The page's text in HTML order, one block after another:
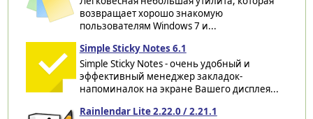
возвращает хорошо знакомую
пользователям Windows 7 и...
Simple Sticky Notes 6.1
Simple Sticky Notes - очень удобный и
эффективный менеджер закладок-
напоминалок на экране Вашего дисплея...
Rainlendar Lite 2.22.0 / 2.21.1